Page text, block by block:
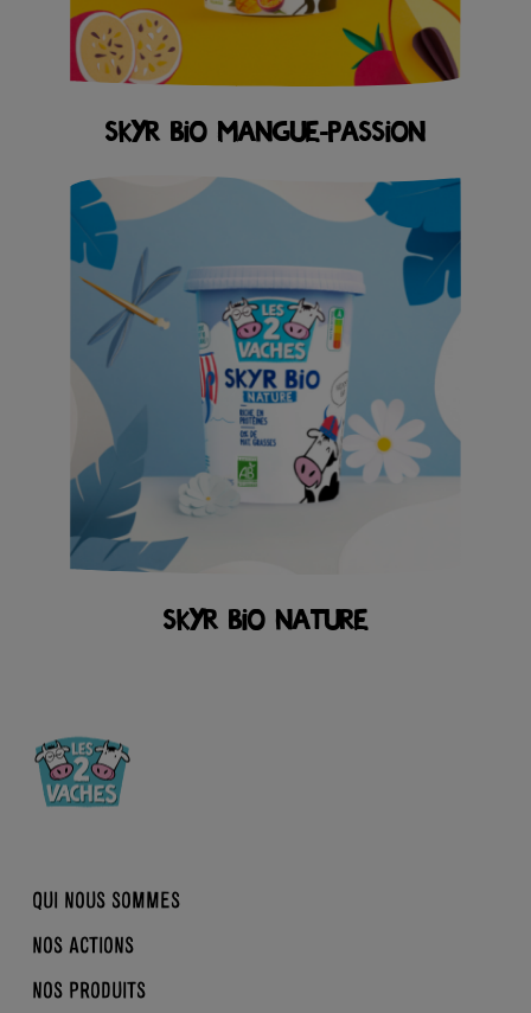
SKYR BIO MANGUE-PASSION
SKYR BIO NATURE
QUI NOUS SOMMES
NOTRE HISTOIRE
NOTRE RAISON D’ÊTRE
NOS ACTIONS
LA CONVERSION EN BIO
NOS PRODUITS